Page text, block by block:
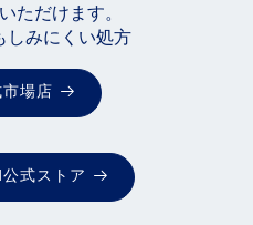
ただけます。
しみにくい処方
場店
公式ストア